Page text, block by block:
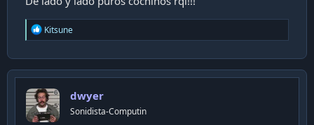
R
e
c
t
o
n
s
Kitsune
dwyer
Sonidista-Computin